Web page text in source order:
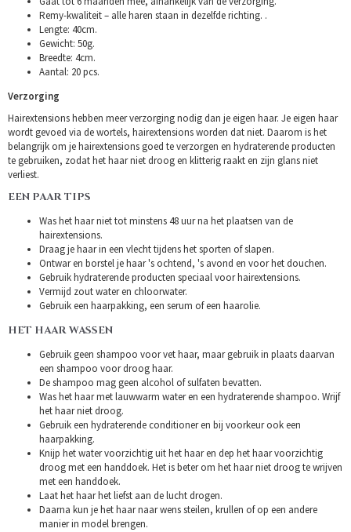
Remy-kwaliteit – alle haren staan in dezelfde richting. .
Lengte: 40cm.
Gewicht: 50g.
Breedte: 4cm.
Aantal: 20 pcs.
Verzorging
Hairextensions hebben meer verzorging nodig dan je eigen haar. Je eigen haar
wordt gevoed via de wortels, hairextensions worden dat niet. Daarom is het
belangrijk om je hairextensions goed te verzorgen en hydraterende producten
te gebruiken, zodat het haar niet droog en klitterig raakt en zijn glans niet
verliest.
EEN PAAR TIPS
Was het haar niet tot minstens 48 uur na het plaatsen van de
hairextensions.
Draag je haar in een vlecht tijdens het sporten of slapen.
Ontwar en borstel je haar 's ochtend, 's avond en voor het douchen.
Gebruik hydraterende producten speciaal voor hairextensions.
Vermijd zout water en chloorwater.
Gebruik een haarpakking, een serum of een haarolie.
HET HAAR WASSEN
Gebruik geen shampoo voor vet haar, maar gebruik in plaats daarvan
een shampoo voor droog haar.
De shampoo mag geen alcohol of sulfaten bevatten.
Was het haar met lauwwarm water en een hydraterende shampoo. Wrijf
het haar niet droog.
Gebruik een hydraterende conditioner en bij voorkeur ook een
haarpakking.
Knijp het water voorzichtig uit het haar en dep het haar voorzichtig
droog met een handdoek. Het is beter om het haar niet droog te wrijven
met een handdoek.
Laat het haar het liefst aan de lucht drogen.
Daarna kun je het haar naar wens steilen, krullen of op een andere
manier in model brengen.